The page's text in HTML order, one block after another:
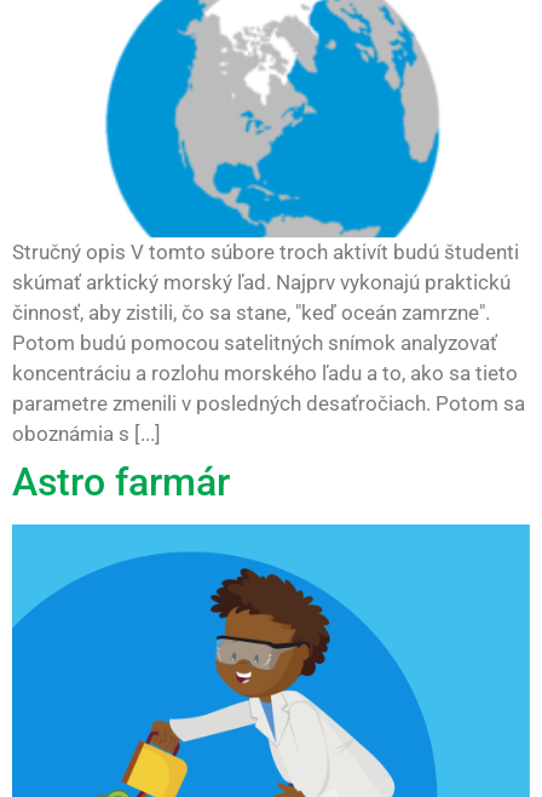
Stručný opis V tomto súbore troch aktivít budú študenti
skúmať arktický morský ľad. Najprv vykonajú praktickú
činnosť, aby zistili, čo sa stane, "keď oceán zamrzne".
Potom budú pomocou satelitných snímok analyzovať
koncentráciu a rozlohu morského ľadu a to, ako sa tieto
parametre zmenili v posledných desaťročiach. Potom sa
oboznámia s [...]
Astro farmár